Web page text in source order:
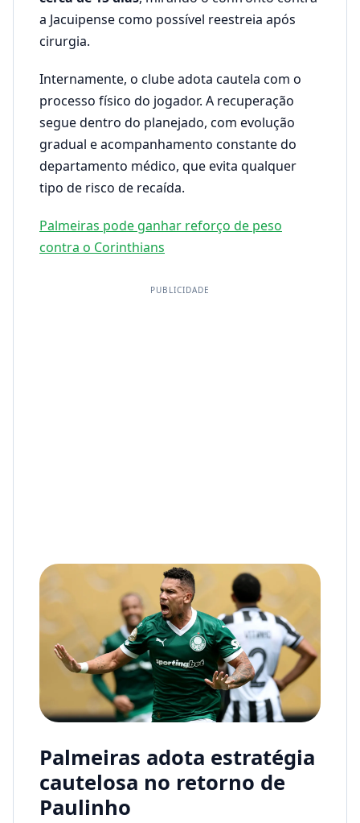
a Jacuipense como possível reestreia após
cirurgia.
Internamente, o clube adota cautela com o
processo físico do jogador. A recuperação
segue dentro do planejado, com evolução
gradual e acompanhamento constante do
departamento médico, que evita qualquer
tipo de risco de recaída.
Palmeiras pode ganhar reforço de peso
contra o Corinthians
PUBLICIDADE
Palmeiras adota estratégia
cautelosa no retorno de
Paulinho